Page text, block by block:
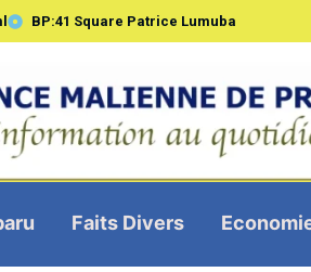
BP:41 Square Patrice Lumuba
Faits Divers